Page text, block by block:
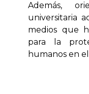
Además,
universitaria
medios que
para la
humanos en